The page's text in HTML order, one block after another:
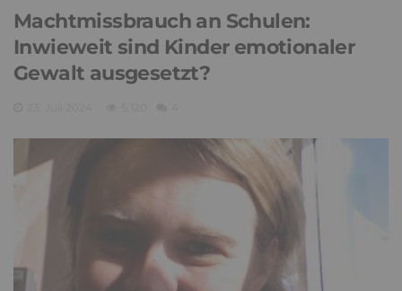
Machtmissbrauch an Schulen:
Inwieweit sind Kinder emotionaler
Gewalt ausgesetzt?